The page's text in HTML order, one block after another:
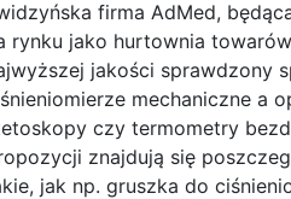
firma AdMed,
rynku jako hurtownia
jakości sprawdzony
mechaniczne a
czy termometry
znajdują się
jak np. gruszka do